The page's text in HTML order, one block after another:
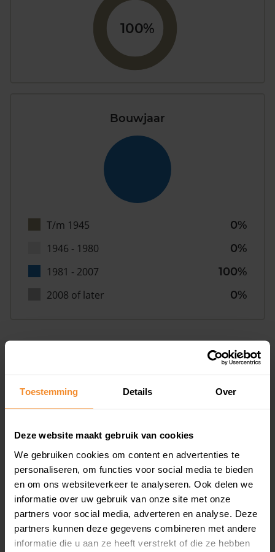
Toestemming Details Over
Deze website maakt gebruik van cookies
We gebruiken cookies om content en advertenties te
personaliseren, om functies voor social media te bieden
en om ons websiteverkeer te analyseren. Ook delen we
informatie over uw gebruik van onze site met onze
partners voor social media, adverteren en analyse. Deze
partners kunnen deze gegevens combineren met andere
informatie die u aan ze heeft verstrekt of die ze hebben
100%
Bouwjaar
T/m 1945
0%
1946 - 1980
0%
1981 - 2007
100%
2008 of later
0%
Eénpersoons
33%
Stel (geen kinderen)
37%